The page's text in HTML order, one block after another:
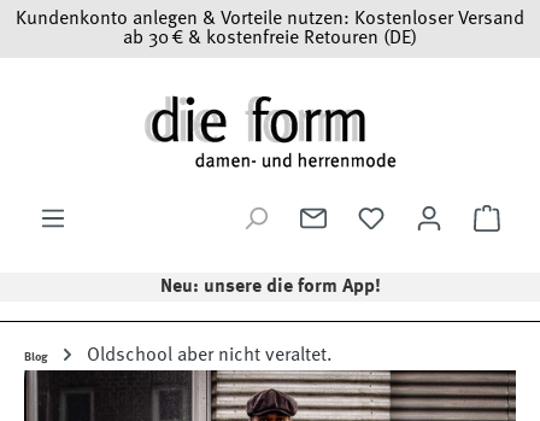
Zum Hauptinhalt springen
Kundenkonto anlegen & Vorteile nutzen: Kostenloser Versand
ab 30 € & kostenfreie Retouren (DE)
Neu: unsere die form App!
Blog Oldschool aber nicht veraltet.